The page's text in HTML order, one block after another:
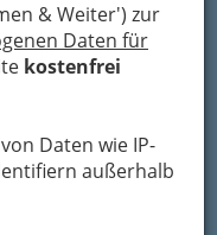
& Weiter') zur
Daten für
kostenfrei
Daten wie IP-
außerhalb